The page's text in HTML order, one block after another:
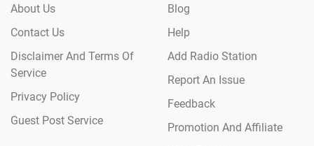
About Us
Contact Us
Disclaimer And Terms Of
Service
Privacy Policy
Guest Post Service
Blog
Help
Add Radio Station
Report An Issue
Feedback
Promotion And Affiliate